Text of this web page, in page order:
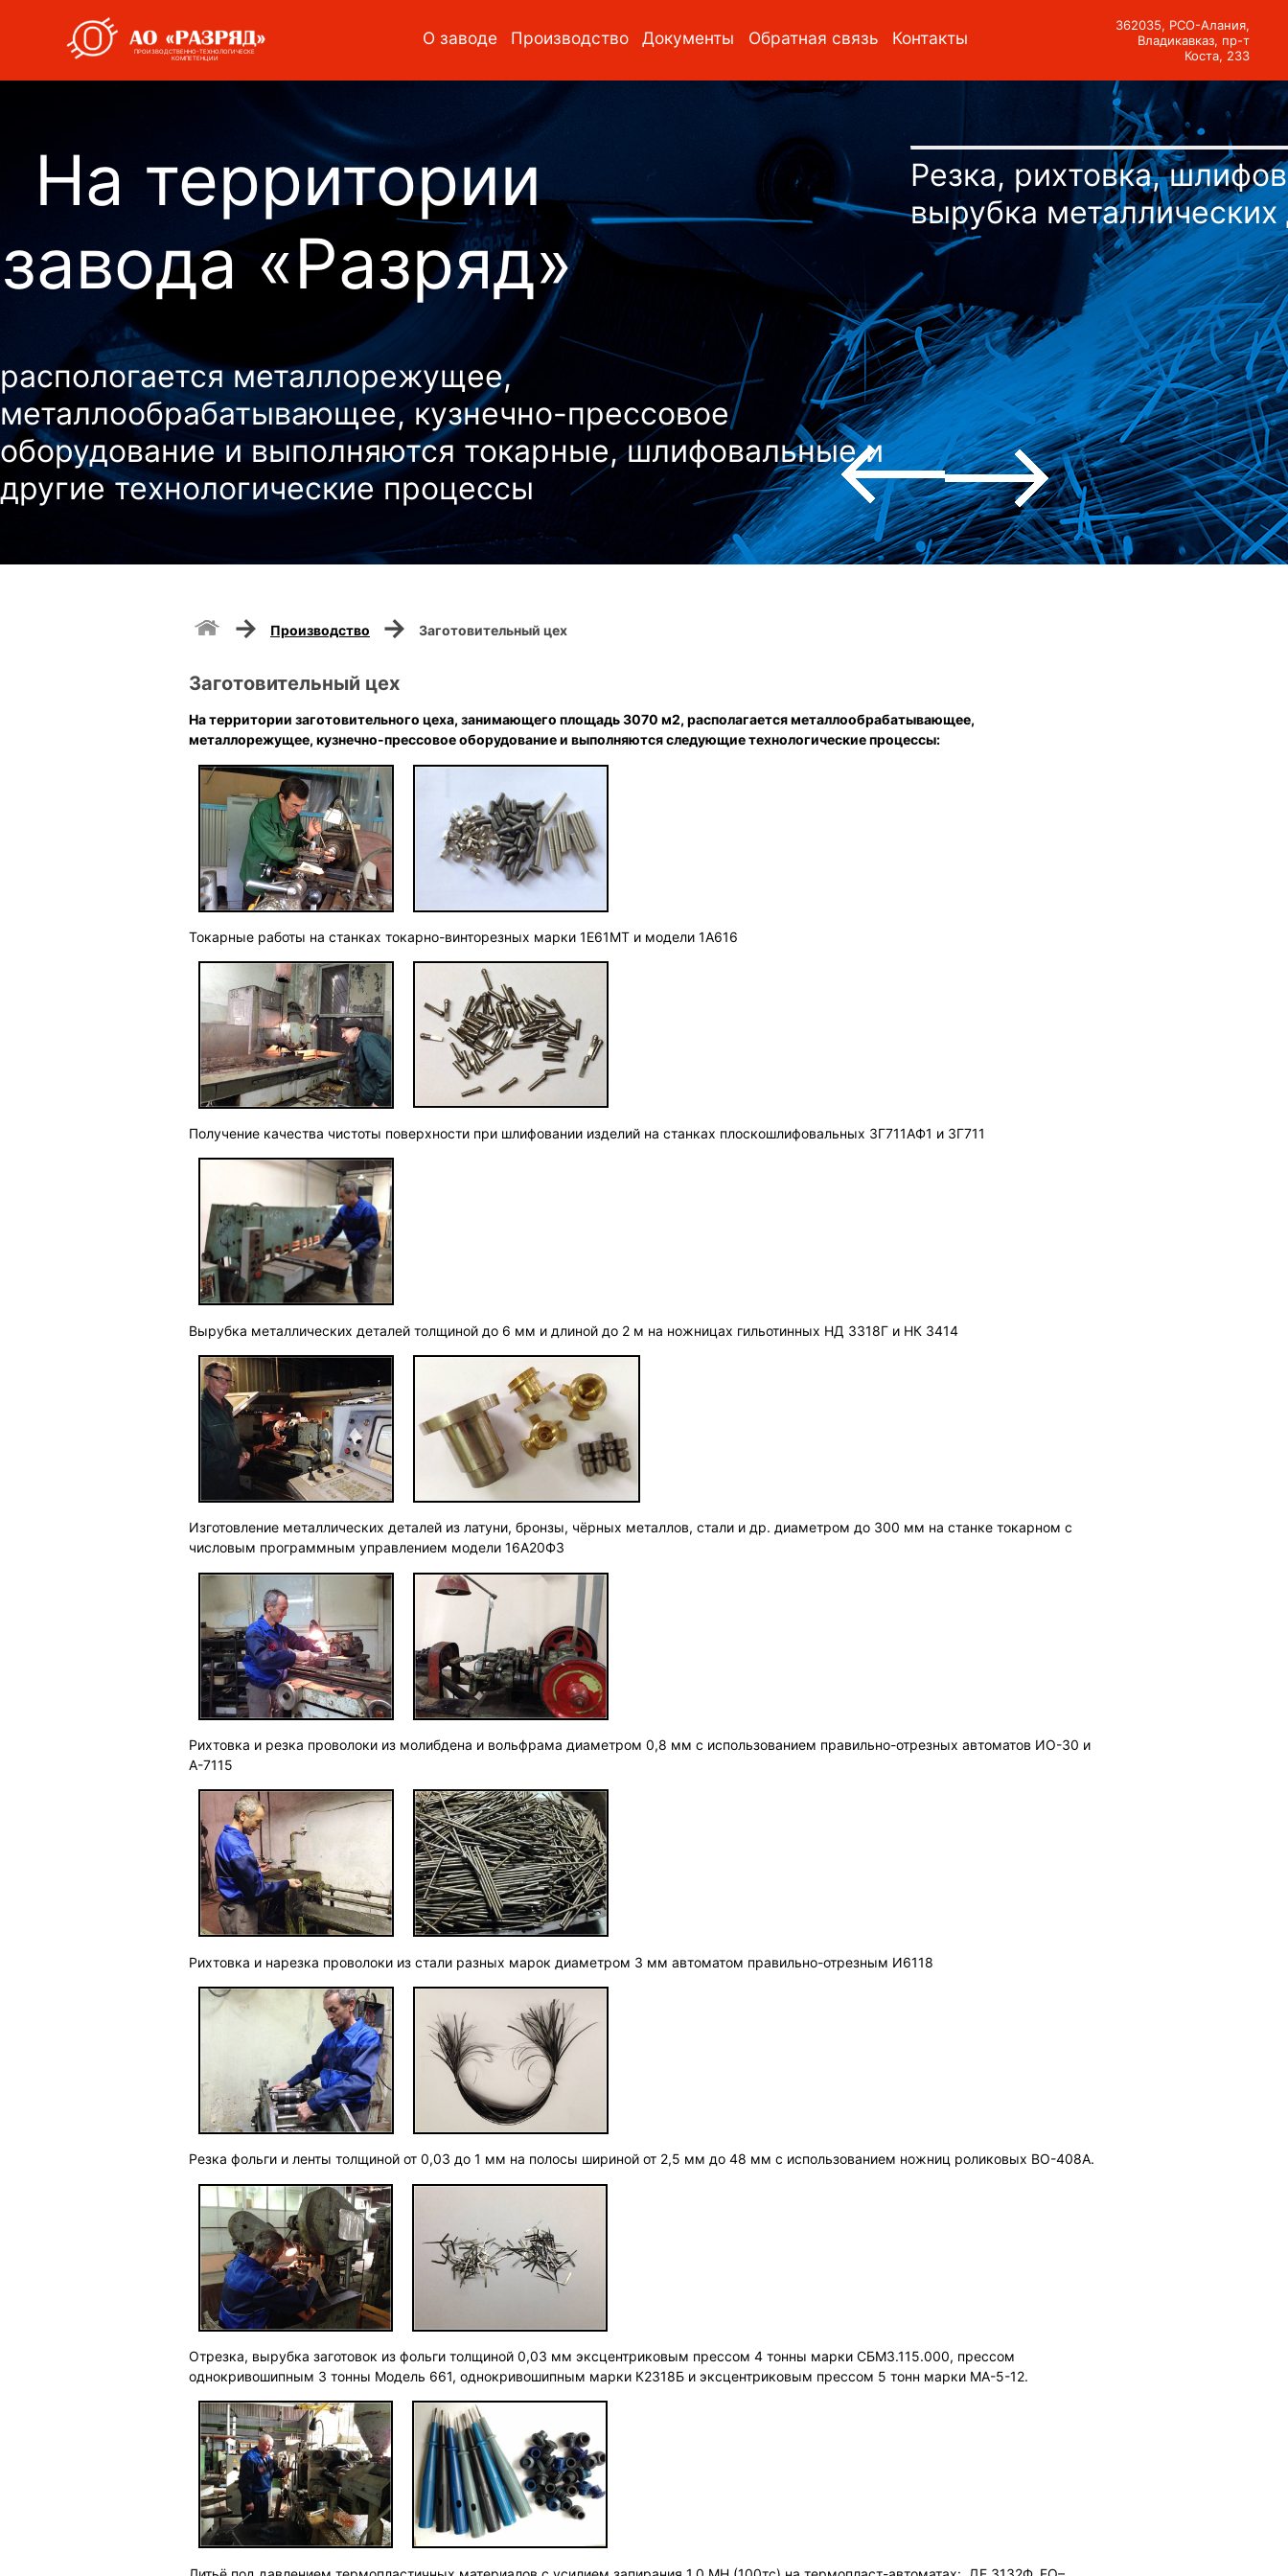
КОМПЕТЕНЦИИ
→ О заводе
→ Производство
→ Документы Обратная связь
→
На территории
завода «Разряд»
распологается металлорежущее,
металлообрабатывающее, кузнечно-прессовое
оборудование и выполняются токарные, шлифовальные и
другие технологические процессы
Резка, рихтовка,
вырубка металлических
→ Производство → Заготовительный цех
Заготовительный цех
На территории заготовительного цеха, занимающего площадь 3070 м2, располагается металлообрабатывающее,
металлорежущее, кузнечно-прессовое оборудование и выполняются следующие технологические процессы:
Токарные работы на станках токарно-винторезных марки 1Е61МТ и модели 1А616
Получение качества чистоты поверхности при шлифовании изделий на станках плоскошлифовальных 3Г711АФ1 и 3Г711
Вырубка металлических деталей толщиной до 6 мм и длиной до 2 м на ножницах гильотинных НД 3318Г и НК 3414
Изготовление металлических деталей из латуни, бронзы, чёрных металлов, стали и др. диаметром до 300 мм на станке токарном с
числовым программным управлением модели 16А20ФЗ
Рихтовка и резка проволоки из молибдена и вольфрама диаметром 0,8 мм с использованием правильно-отрезных автоматов ИО-30 и
А-7115
Рихтовка и нарезка проволоки из стали разных марок диаметром 3 мм автоматом правильно-отрезным И6118
Резка фольги и ленты толщиной от 0,03 до 1 мм на полосы шириной от 2,5 мм до 48 мм с использованием ножниц роликовых ВО-408А.
Отрезка, вырубка заготовок из фольги толщиной 0,03 мм эксцентриковым прессом 4 тонны марки СБМ3.115.000, прессом
однокривошипным 3 тонны Модель 661, однокривошипным марки К2318Б и эксцентриковым прессом 5 тонн марки МА-5-12.